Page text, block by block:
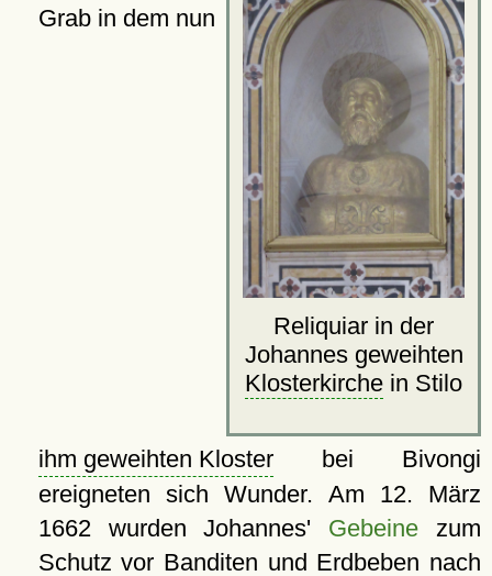
Reliquiar in der
Johannes geweihten
Klosterkirche in Stilo
Grab in dem nun
ihm geweihten Klosterbei Bivongi
ereigneten sich Wunder. Am 12. März
1662 wurden Johannes' Gebeine zum
Schutz vor Banditen und Erdbeben nach